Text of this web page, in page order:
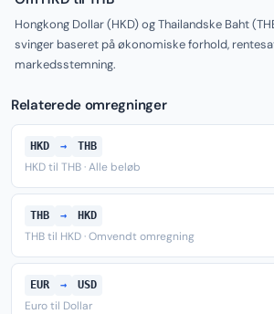
Hongkong Dollar (HKD) og Thailandske Baht
svinger baseret på økonomiske forhold,
markedsstemning.
Relaterede omregninger
HKD → THB
HKD til THB · Alle beløb
THB → HKD
THB til HKD · Omvendt omregning
EUR → USD
Euro til Dollar